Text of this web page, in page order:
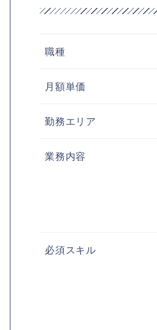
職種
月額単価
勤務エリア
業務内容
必須スキル